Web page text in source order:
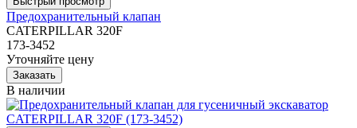
Предохранительный клапан
CATERPILLAR 320F
173-3452
Уточняйте цену
В наличии